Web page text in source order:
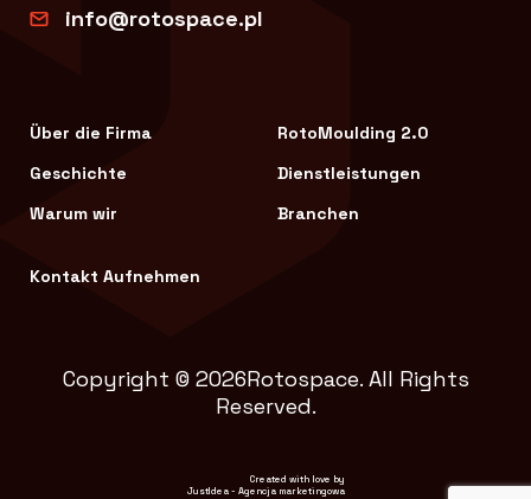
info@rotospace.pl
Über die Firma
Geschichte
Warum wir
RotoMoulding 2.0
Dienstleistungen
Branchen
Kontakt Aufnehmen
Copyright © 2026Rotospace. All Rights
Reserved.
Created with love by
JustIdea- Agencja marketingowa